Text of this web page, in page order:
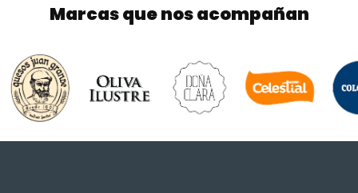
Marcas que nos acompañan